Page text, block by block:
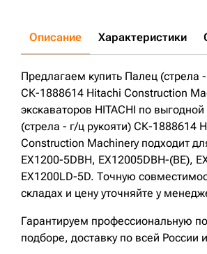
Описание Характеристики
Предлагаем купить Палец (стрела
СК-1888614 Hitachi Construction
экскаваторов HITACHI по
(стрела - г/ц рукояти) СК-1888614
Construction Machinery подходит
EX1200-5DBH, EX12005DBH-(BE),
EX1200LD-5D. Точную
складах и цену уточняйте у
Гарантируем профессиональную
подборе, доставку по всей России